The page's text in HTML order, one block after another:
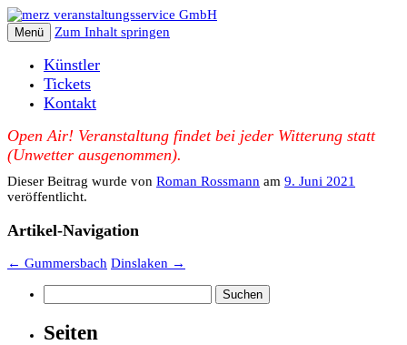
Menü Zum Inhalt springen
Künstler
Tickets
Kontakt
Open Air! Veranstaltung findet bei jeder Witterung statt
(Unwetter ausgenommen).
Dieser Beitrag wurde von Roman Rossmann am 9. Juni 2021
veröffentlicht.
Artikel-Navigation
← Gummersbach Dinslaken →
nach:
Seiten